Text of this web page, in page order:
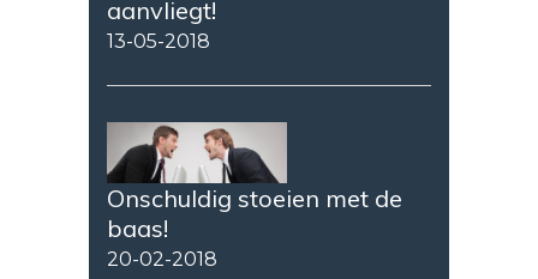
aanvliegt!
13-05-2018
Onschuldig stoeien met de
baas!
20-02-2018